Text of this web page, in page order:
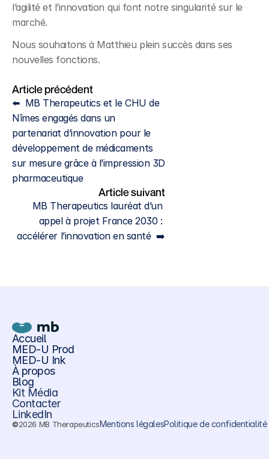
l’agilité et l’innovation qui font notre singularité sur le
marché.
Nous souhaitons à Matthieu plein succès dans ses
nouvelles fonctions.
Article précédent
⬅️  MB Therapeutics et le CHU de
Nîmes engagés dans un
partenariat d’innovation pour le
développement de médicaments
sur mesure grâce à l’impression 3D
pharmaceutique
Article suivant
MB Therapeutics lauréat d’un
appel à projet France 2030 :
accélérer l’innovation en santé  ➡️
Accueil
MED-U Prod
MED-U Ink
À propos
Blog
Kit Média
Contacter
LinkedIn
©️2026 MB TherapeuticsMentions légalesPolitique de confidentialité